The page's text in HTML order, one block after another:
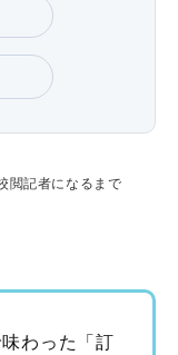
閲記者になるまで
わった「訂